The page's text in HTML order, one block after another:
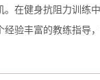
健身抗阻力训练
验丰富的教练指导